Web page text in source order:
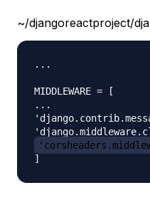
~/djangoreactproject/
...
MIDDLEWARE = [
...